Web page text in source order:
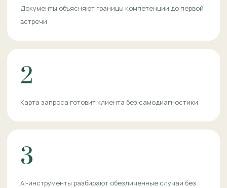
Документы объясняют границы компетенции до первой
встречи
2
Карта запроса готовит клиента без самодиагностики
3
AI-инструменты разбирают обезличенные случаи без